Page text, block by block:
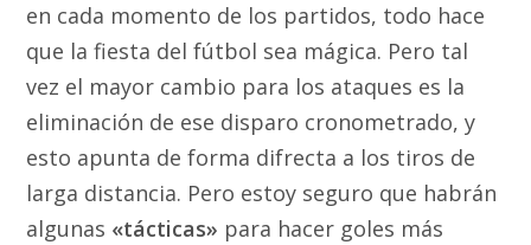
en cada momento de los partidos, todo hace
que la fiesta del fútbol sea mágica. Pero tal
vez el mayor cambio para los ataques es la
eliminación de ese disparo cronometrado, y
esto apunta de forma difrecta a los tiros de
larga distancia. Pero estoy seguro que habrán
algunas «tácticas» para hacer goles más